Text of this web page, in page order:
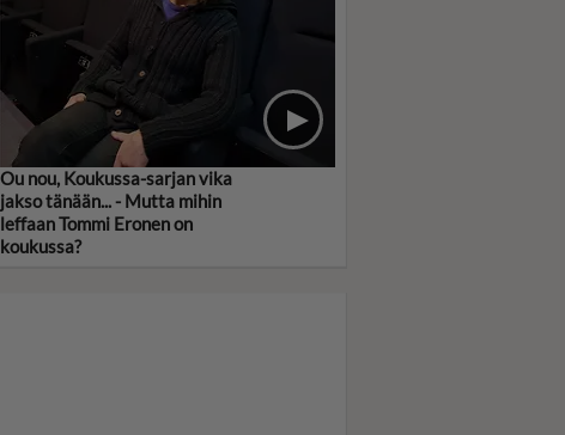
Ou nou, Koukussa-sarjan vika
jakso tänään... - Mutta mihin
leffaan Tommi Eronen on
koukussa?